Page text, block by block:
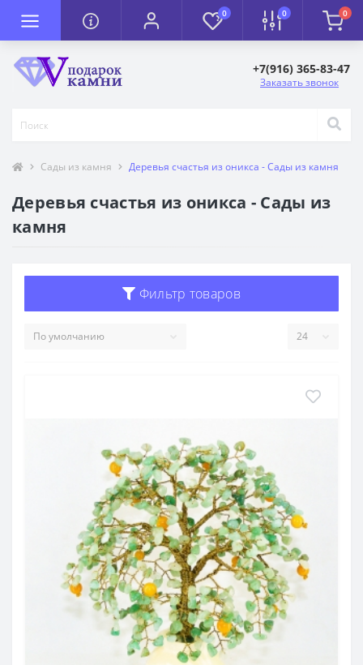
0 0 0
+7(916) 365-83-47
Заказать звонок
Сады из камня Деревья счастья из оникса - Сады из камня
Деревья счастья из оникса - Сады из
камня
Фильтр товаров